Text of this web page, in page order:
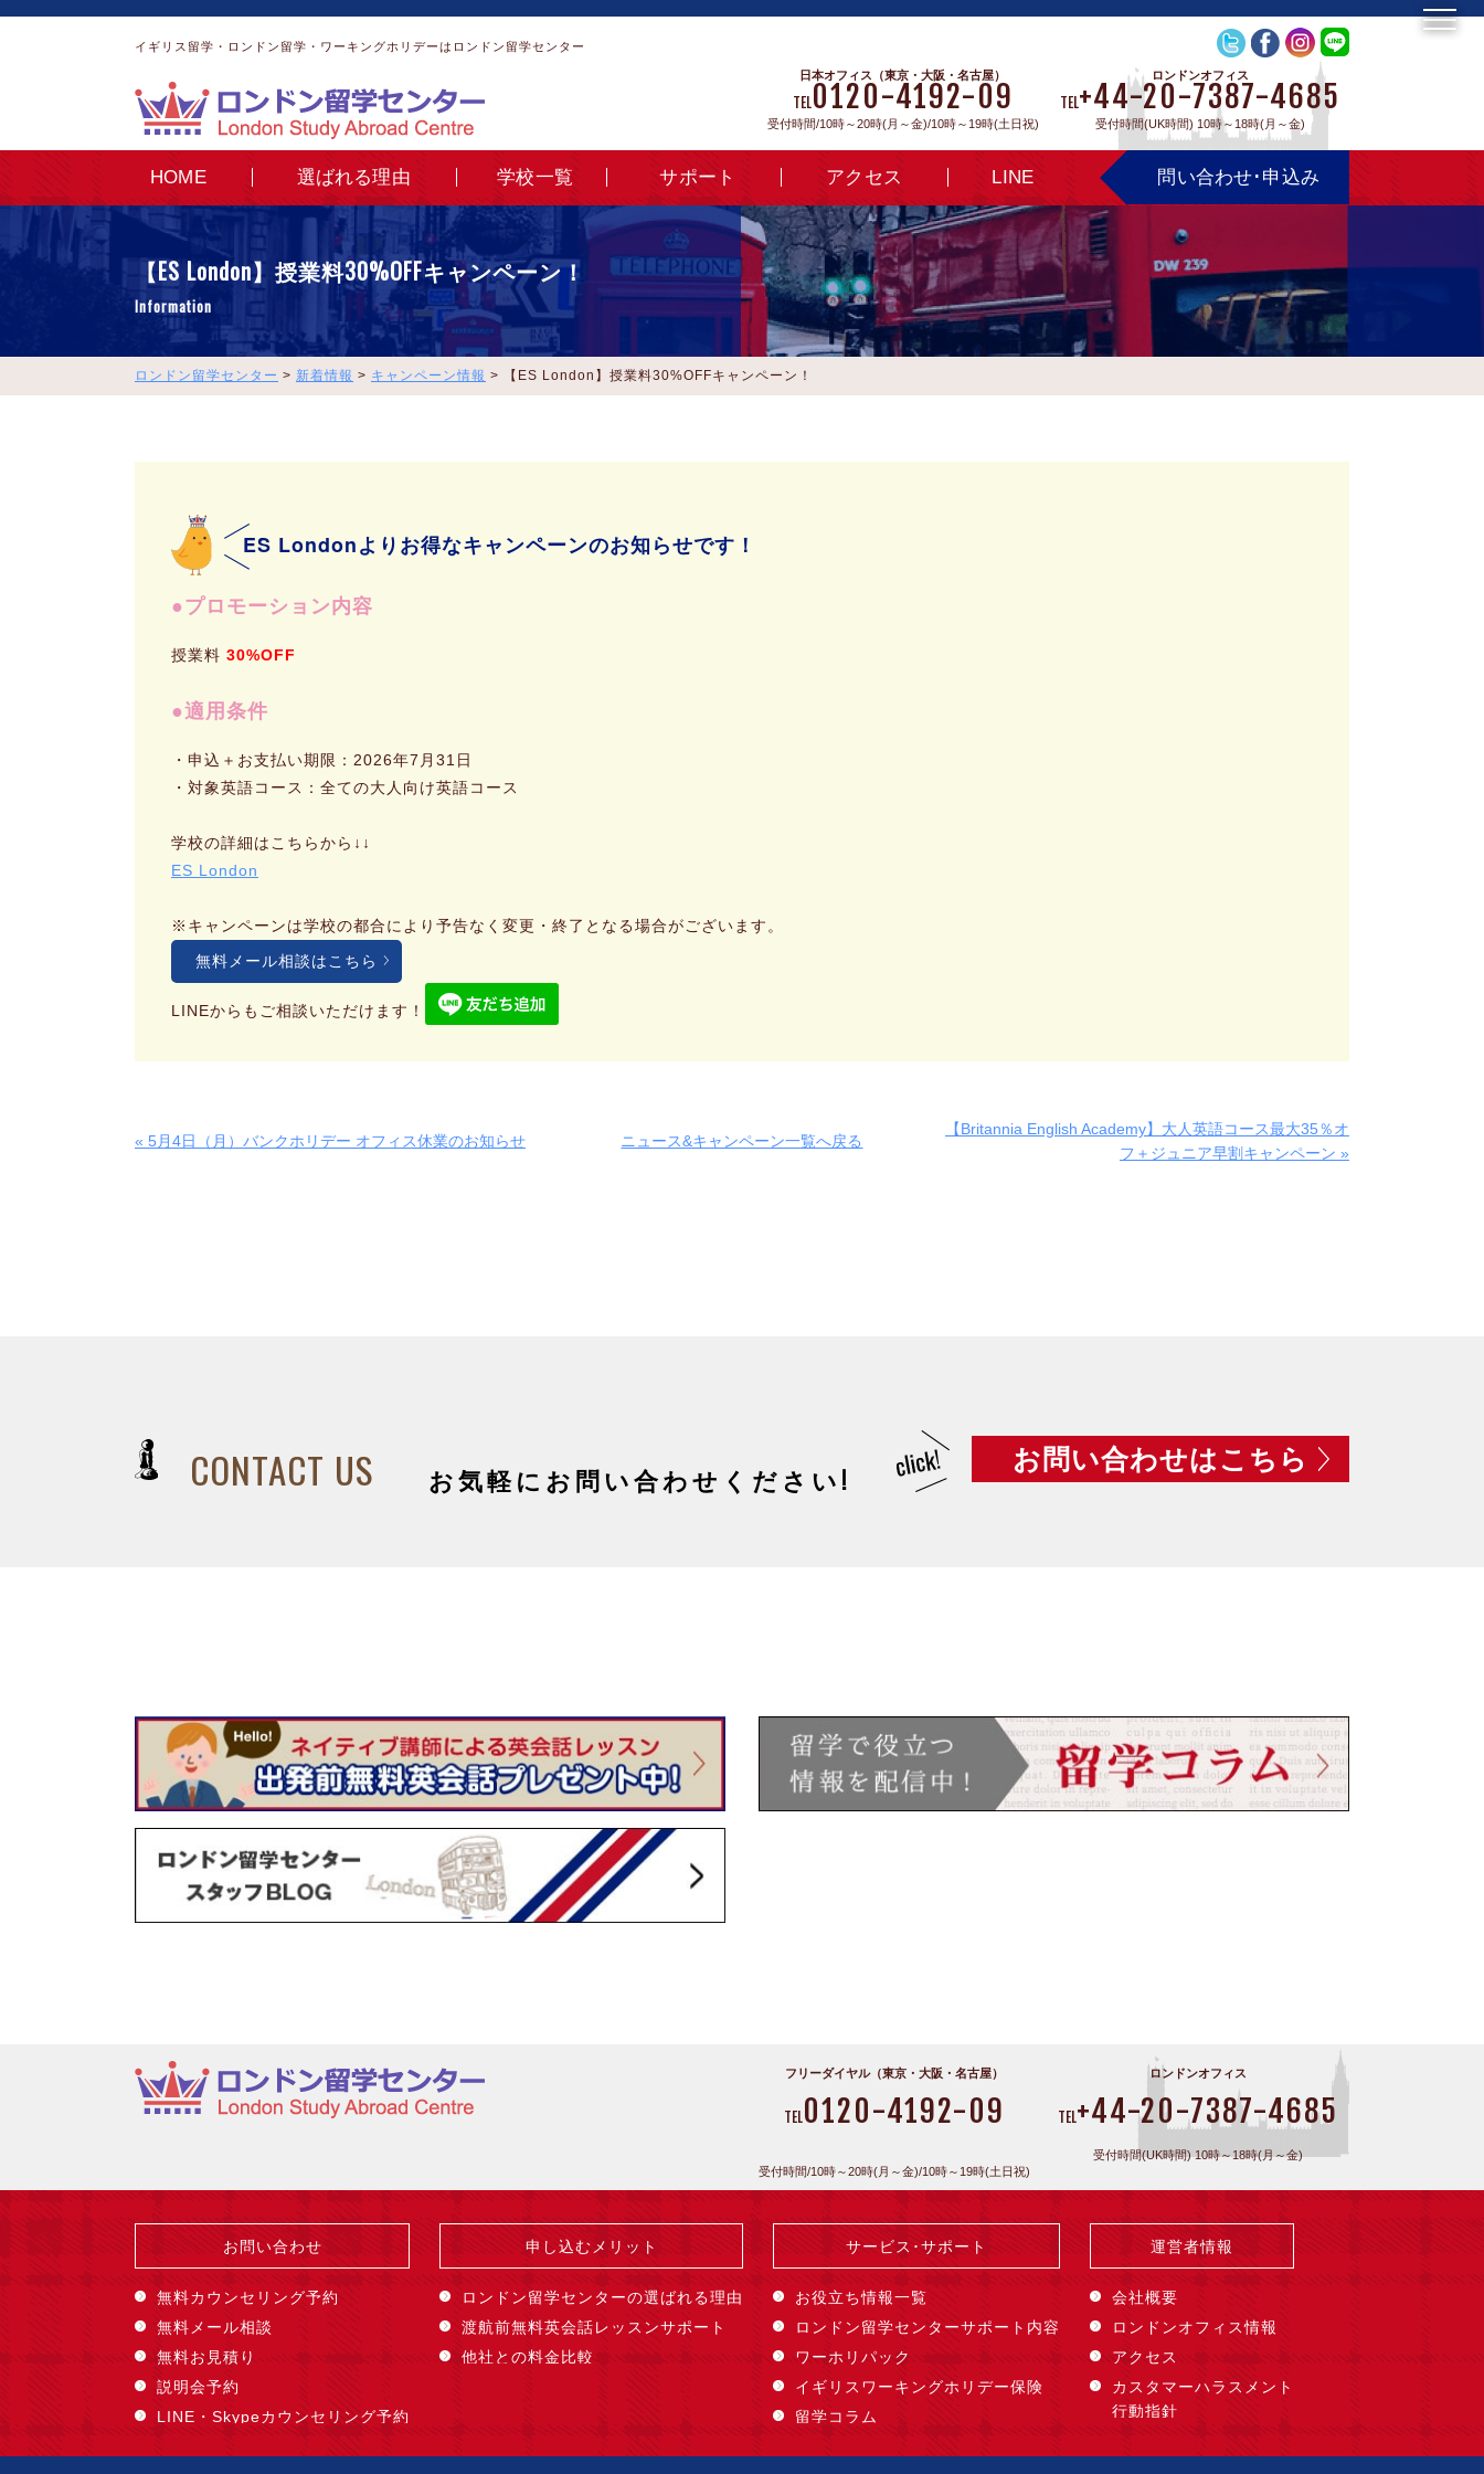
イギリス留学・ロンドン留学・ワーキングホリデーはロンドン留学センター
日本オフィス（東京・大阪・名古屋）
TEL0120-4192-09
受付時間/10時～20時(月～金)/10時～19時(土日祝)
ロンドンオフィス
TEL+44-20-7387-4685
受付時間(UK時間) 10時～18時(月～金)
HOME 選ばれる理由 学校一覧 サポート アクセス LINE 問い合わせ･申込み
【ES London】授業料30%OFFキャンペーン！
Information
ロンドン留学センター > 新着情報 > キャンペーン情報 > 【ES London】授業料30%OFFキャンペーン！
ES Londonよりお得なキャンペーンのお知らせです！
プロモーション内容
授業料 30%OFF
適用条件
・申込＋お支払い期限：2026年7月31日
・対象英語コース：全ての大人向け英語コース
学校の詳細はこちらから↓↓
ES London
※キャンペーンは学校の都合により予告なく変更・終了となる場合がございます。
無料メール相談はこちら
LINEからもご相談いただけます！
« 5月4日（月）バンクホリデー オフィス休業のお知らせ ニュース&キャンペーン一覧へ戻る
【Britannia English Academy】大人英語コース最大35％オ
フ＋ジュニア早割キャンペーン »
CONTACT US お気軽にお問い合わせください!
お問い合わせはこちら
フリーダイヤル（東京・大阪・名古屋）
TEL0120-4192-09
受付時間/10時～20時(月～金)/10時～19時(土日祝)
ロンドンオフィス
TEL+44-20-7387-4685
受付時間(UK時間) 10時～18時(月～金)
お問い合わせ
無料カウンセリング予約
無料メール相談
無料お見積り
説明会予約
LINE・Skypeカウンセリング予約
申し込むメリット
ロンドン留学センターの選ばれる理由
渡航前無料英会話レッスンサポート
他社との料金比較
サービス･サポート
お役立ち情報一覧
ロンドン留学センターサポート内容
ワーホリパック
イギリスワーキングホリデー保険
留学コラム
運営者情報
会社概要
ロンドンオフィス情報
アクセス
カスタマーハラスメント
行動指針